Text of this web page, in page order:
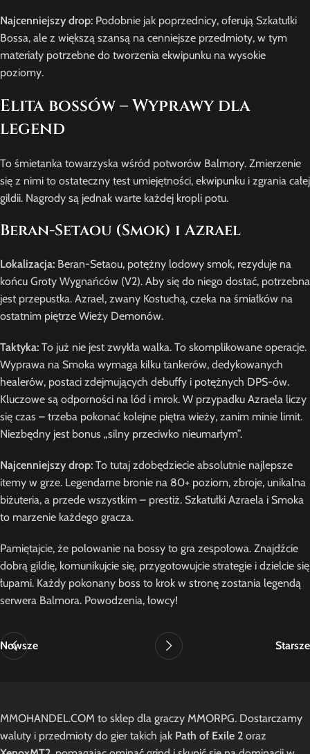
Najcenniejszy drop: Podobnie jak poprzednicy, oferują Szkatułki
Bossa, ale z większą szansą na cenniejsze przedmioty, w tym
materiały potrzebne do tworzenia ekwipunku na wysokie
poziomy.
Elita bossów – Wyprawy dla
legend
To śmietanka towarzyska wśród potworów Balmory. Zmierzenie
się z nimi to ostateczny test umiejętności, ekwipunku i zgrania całej
gildii. Nagrody są jednak warte każdej kropli potu.
Beran-Setaou (Smok) i Azrael
Lokalizacja: Beran-Setaou, potężny lodowy smok, rezyduje na
końcu Groty Wygnańców (V2). Aby się do niego dostać, potrzebna
jest przepustka. Azrael, zwany Kostuchą, czeka na śmiałków na
ostatnim piętrze Wieży Demonów.
Taktyka: To już nie jest zwykła walka. To skomplikowane operacje.
Wyprawa na Smoka wymaga kilku tankerów, dedykowanych
healerów, postaci zdejmujących debuffy i potężnych DPS-ów.
Kluczowe są odporności na lód i mrok. W przypadku Azraela liczy
się czas – trzeba pokonać kolejne piętra wieży, zanim minie limit.
Niezbędny jest bonus „silny przeciwko nieumarłym”.
Najcenniejszy drop: To tutaj zdobędziecie absolutnie najlepsze
itemy w grze. Legendarne bronie na 80+ poziom, zbroje, unikalna
biżuteria, a przede wszystkim – prestiż. Szkatułki Azraela i Smoka
to marzenie każdego gracza.
Pamiętajcie, że polowanie na bossy to gra zespołowa. Znajdźcie
dobrą gildię, komunikujcie się, przygotowujcie strategie i dzielcie się
łupami. Każdy pokonany boss to krok w stronę zostania legendą
serwera Balmora. Powodzenia, łowcy!
Nowsze Starsze
MMOHANDEL.COM to sklep dla graczy MMORPG. Dostarczamy
waluty i przedmioty do gier takich jak Path of Exile 2 oraz